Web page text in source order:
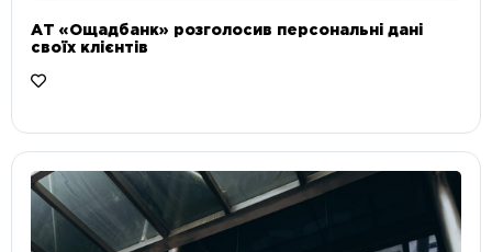
АТ «Ощадбанк» розголосив персональні дані
своїх клієнтів